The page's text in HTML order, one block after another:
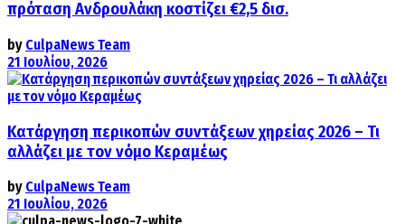
πρόταση Ανδρουλάκη κοστίζει €2,5 δισ.
by CulpaNews Team
21 Ιουλίου, 2026
Κατάργηση περικοπών συντάξεων χηρείας 2026 – Τι
αλλάζει με τον νόμο Κεραμέως
by CulpaNews Team
21 Ιουλίου, 2026